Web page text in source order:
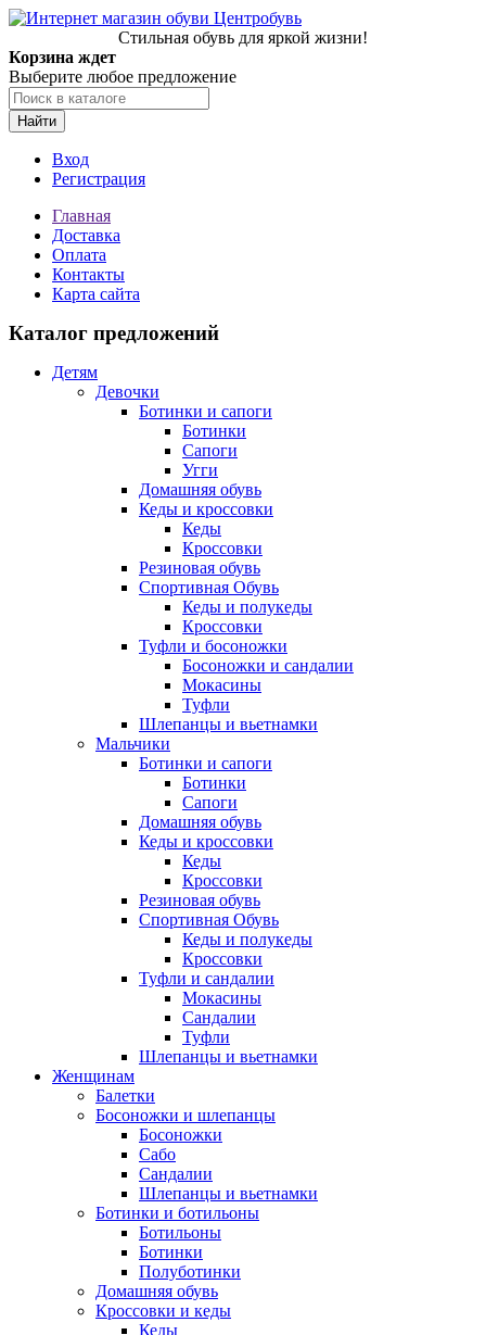
Стильная обувь для яркой жизни!
Корзина ждет
Выберите любое предложение
Найти
Вход
Регистрация
Главная
Доставка
Оплата
Контакты
Карта сайта
Каталог предложений
Детям
Девочки
Ботинки и сапоги
Ботинки
Сапоги
Угги
Домашняя обувь
Кеды и кроссовки
Кеды
Кроссовки
Резиновая обувь
Спортивная Обувь
Кеды и полукеды
Кроссовки
Туфли и босоножки
Босоножки и сандалии
Мокасины
Туфли
Шлепанцы и вьетнамки
Мальчики
Ботинки и сапоги
Ботинки
Сапоги
Домашняя обувь
Кеды и кроссовки
Кеды
Кроссовки
Резиновая обувь
Спортивная Обувь
Кеды и полукеды
Кроссовки
Туфли и сандалии
Мокасины
Сандалии
Туфли
Шлепанцы и вьетнамки
Женщинам
Балетки
Босоножки и шлепанцы
Босоножки
Сабо
Сандалии
Шлепанцы и вьетнамки
Ботинки и ботильоны
Ботильоны
Ботинки
Полуботинки
Домашняя обувь
Кроссовки и кеды
Кеды